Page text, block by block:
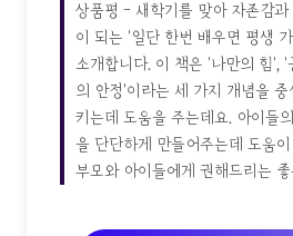
상품평 - 새학기를 맞아 자존감
이 되는 '일단 한번 배우면 평생
소개합니다. 이 책은 '나만의 힘', '
의 안정'이라는 세 가지 개념을 중
키는데 도움을 주는데요. 아이들
을 단단하게 만들어주는데 도움
부모와 아이들에게 권해드리는